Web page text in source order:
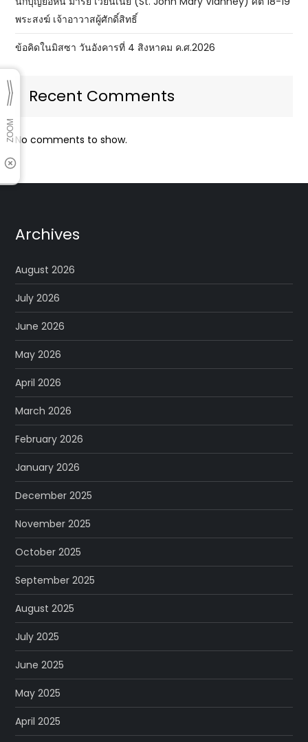
พระสงฆ์ เจ้าอาวาสผู้ศักดิ์สิทธิ์
ข้อคิดในมิสซา วันอังคารที่ 4 สิงหาคม ค.ศ.2026
Recent Comments
No comments to show.
Archives
August 2026
July 2026
June 2026
May 2026
April 2026
March 2026
February 2026
January 2026
December 2025
November 2025
October 2025
September 2025
August 2025
July 2025
June 2025
May 2025
April 2025